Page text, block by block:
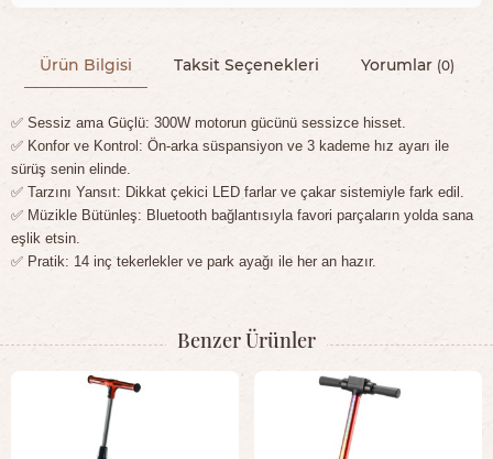
Ürün Bilgisi Taksit Seçenekleri Yorumlar (0)
✅ Sessiz ama Güçlü: 300W motorun gücünü sessizce hisset.
✅ Konfor ve Kontrol: Ön-arka süspansiyon ve 3 kademe hız ayarı ile
sürüş senin elinde.
✅ Tarzını Yansıt: Dikkat çekici LED farlar ve çakar sistemiyle fark edil.
✅ Müzikle Bütünleş: Bluetooth bağlantısıyla favori parçaların yolda sana
eşlik etsin.
✅ Pratik: 14 inç tekerlekler ve park ayağı ile her an hazır.
Benzer Ürünler